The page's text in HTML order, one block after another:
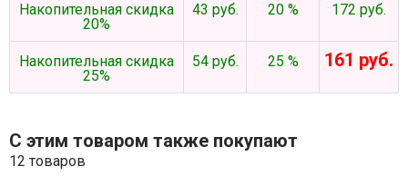
Накопительная скидка
20%
43 руб. 20 % 172 руб.
Накопительная скидка
25%
54 руб. 25 % 161 руб.
С этим товаром также покупают
12 товаров